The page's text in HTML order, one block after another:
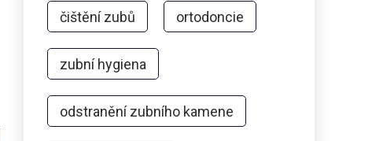
čištění zubů ortodoncie
zubní hygiena
odstranění zubního kamene